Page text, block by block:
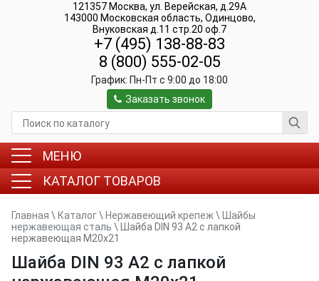
121357 Москва, ул. Верейская, д.29А
143000 Московская область, Одинцово,
Внуковская д.11 стр.20 оф.7
+7 (495) 138-88-83
8 (800) 555-02-05
График: Пн-Пт c 9:00 до 18:00
Заказать звонок
МЕНЮ
КАТАЛОГ ТОВАРОВ
Главная \ Каталог\ Нержавеющий крепеж \
Шайбы
нержавеющая сталь \
Шайба DIN 93 А2 с лапкой
нержавеющая M20x21
Шайба DIN 93 А2 с лапкой